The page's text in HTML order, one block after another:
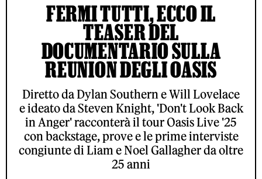
FERMI TUTTI, ECCO IL
TEASER DEL
DOCUMENTARIO SULLA
REUNION DEGLI OASIS
Diretto da Dylan Southern e Will Lovelace
e ideato da Steven Knight, 'Don't Look Back
in Anger' racconterà il tour Oasis Live '25
con backstage, prove e le prime interviste
congiunte di Liam e Noel Gallagher da oltre
25 anni